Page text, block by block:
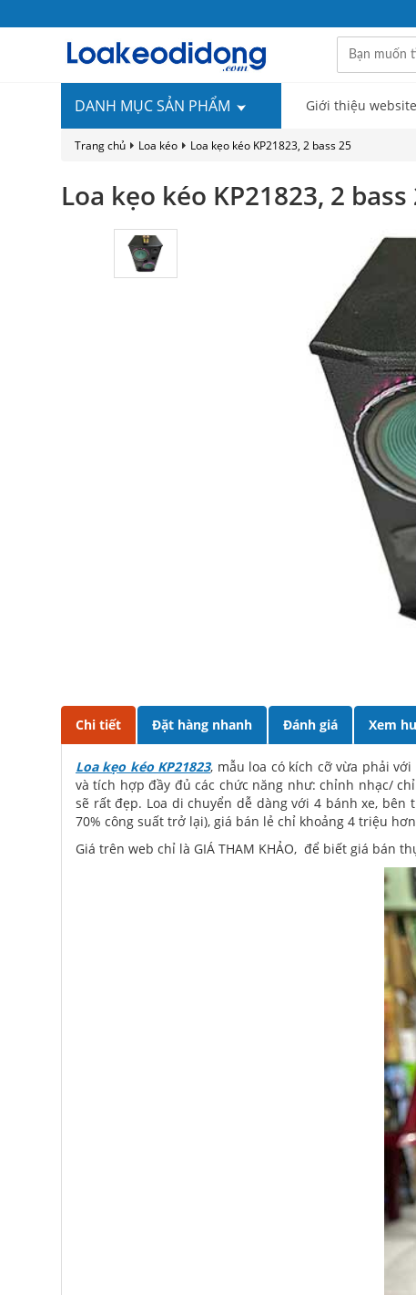
DANH MỤC SẢN PHẨM Giới thiệu website
Trang chủ Loa kéo Loa kẹo kéo KP21823, 2 bass 25
Loa kẹo kéo KP21823, 2 bass
Chi tiết Đặt hàng nhanh Đánh giá Xem
Loa kẹo kéo KP21823, mẫu loa có kích cỡ vừa phải
và tích hợp đầy đủ các chức năng như: chỉnh nhạc/
sẽ rất đẹp. Loa di chuyển dễ dàng với 4 bánh xe,
70% công suất trở lại), giá bán lẻ chỉ khoảng 4 triệu
Giá trên web chỉ là GIÁ THAM KHẢO, để biết giá bán